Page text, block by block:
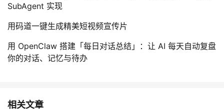
SubAgent 实现
用码道一键生成精美短视频宣传片
用 OpenClaw 搭建「每日对话总结」：让 AI 每天自动复盘
你的对话、记忆与待办
相关文章